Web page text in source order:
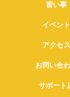
習い事
イベント
アクセス
お問い合
サポート